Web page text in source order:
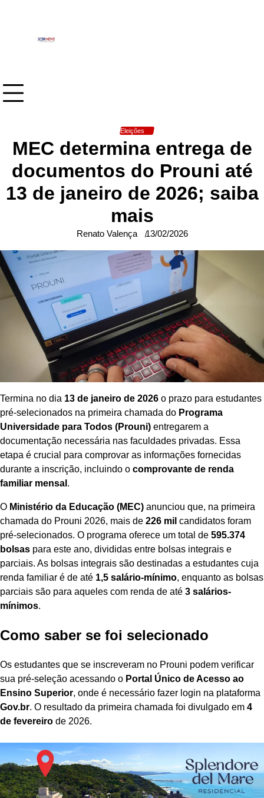
Eleições
MEC determina entrega de
documentos do Prouni até
13 de janeiro de 2026; saiba
mais
Renato Valença 13/02/2026
Termina no dia 13 de janeiro de 2026 o prazo para estudantes
pré-selecionados na primeira chamada do Programa
Universidade para Todos (Prouni) entregarem a
documentação necessária nas faculdades privadas. Essa
etapa é crucial para comprovar as informações fornecidas
durante a inscrição, incluindo o comprovante de renda
familiar mensal .
O Ministério da Educação (MEC) anunciou que, na primeira
chamada do Prouni 2026, mais de 226 mil candidatos foram
pré-selecionados. O programa oferece um total de 595.374
bolsas para este ano, divididas entre bolsas integrais e
parciais. As bolsas integrais são destinadas a estudantes cuja
renda familiar é de até 1,5 salário-mínimo, enquanto as bolsas
parciais são para aqueles com renda de até 3 salários-
mínimos.
Como saber se foi selecionado
Os estudantes que se inscreveram no Prouni podem verificar
sua pré-seleção acessando o Portal Único de Acesso ao
Ensino Superior, onde é necessário fazer login na plataforma
Gov.br. O resultado da primeira chamada foi divulgado em 4
de fevereiro de 2026.